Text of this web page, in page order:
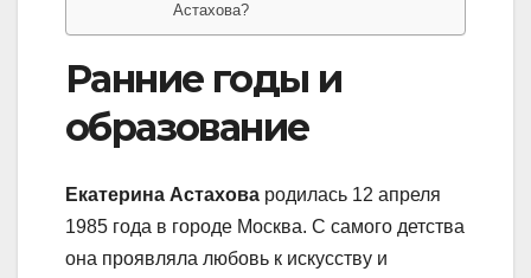
Астахова?
Ранние годы и
образование
Екатерина Астахова родилась 12 апреля
1985 года в городе Москва. С самого детства
она проявляла любовь к искусству и